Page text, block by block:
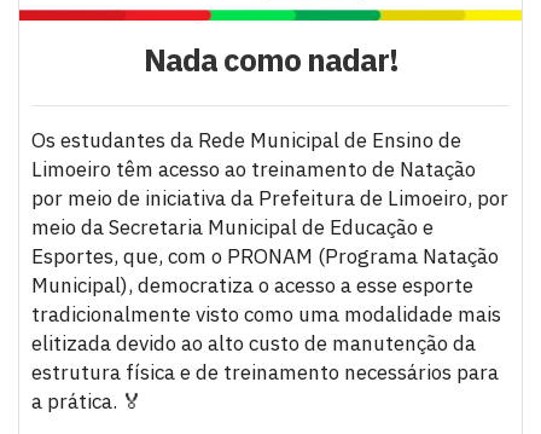
Nada como nadar!
Os estudantes da Rede Municipal de Ensino de
Limoeiro têm acesso ao treinamento de Natação
por meio de iniciativa da Prefeitura de Limoeiro, por
meio da Secretaria Municipal de Educação e
Esportes, que, com o PRONAM (Programa Natação
Municipal), democratiza o acesso a esse esporte
tradicionalmente visto como uma modalidade mais
elitizada devido ao alto custo de manutenção da
estrutura física e de treinamento necessários para
a prática. 🏅